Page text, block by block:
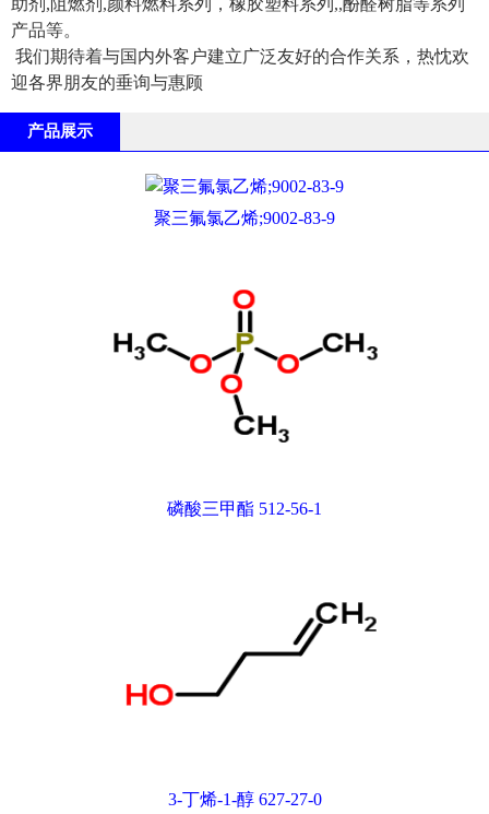
助剂,阻燃剂,颜料燃料系列，橡胶塑料系列,,酚醛树脂等系列
产品等。
我们期待着与国内外客户建立广泛友好的合作关系，热忱欢
迎各界朋友的垂询与惠顾
产品展示
聚三氟氯乙烯;9002-83-9
磷酸三甲酯 512-56-1
3-丁烯-1-醇 627-27-0